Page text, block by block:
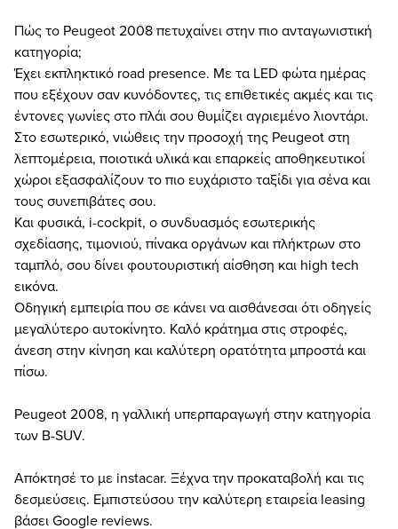
Πώς το Peugeot 2008 πετυχαίνει στην πιο ανταγωνιστική
κατηγορία;
Έχει εκπληκτικό road presence. Mε τα LED φώτα ημέρας
που εξέχουν σαν κυνόδοντες, τις επιθετικές ακμές και τις
έντονες γωνίες στο πλάι σου θυμίζει αγριεμένο λιοντάρι.
Στο εσωτερικό, νιώθεις την προσοχή της Peugeot στη
λεπτομέρεια, ποιοτικά υλικά και επαρκείς αποθηκευτικοί
χώροι εξασφαλίζουν το πιο ευχάριστο ταξίδι για σένα και
τους συνεπιβάτες σου.
Και φυσικά, i-cockpit, ο συνδυασμός εσωτερικής
σχεδίασης, τιμονιού, πίνακα οργάνων και πλήκτρων στο
ταμπλό, σου δίνει φουτουριστική αίσθηση και high tech
εικόνα.
Οδηγική εμπειρία που σε κάνει να αισθάνεσαι ότι οδηγείς
μεγαλύτερο αυτοκίνητο. Καλό κράτημα στις στροφές,
άνεση στην κίνηση και καλύτερη ορατότητα μπροστά και
πίσω.
Peugeot 2008, η γαλλική υπερπαραγωγή στην κατηγορία
των B-SUV.
Απόκτησέ το με instacar. Ξέχνα την προκαταβολή και τις
δεσμεύσεις. Εμπιστεύσου την καλύτερη εταιρεία leasing
βάσει Google reviews.